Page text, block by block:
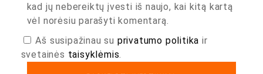
kad jų nebereiktų įvesti iš naujo, kai kitą kartą
vėl norėsiu parašyti komentarą.
Aš susipažinau su privatumo politika ir
svetainės taisyklėmis